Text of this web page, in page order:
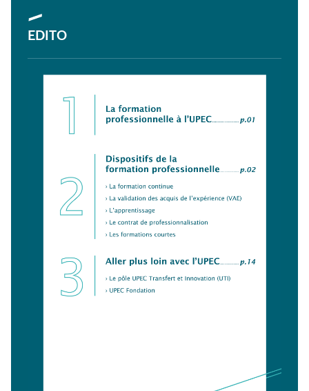
EDITO